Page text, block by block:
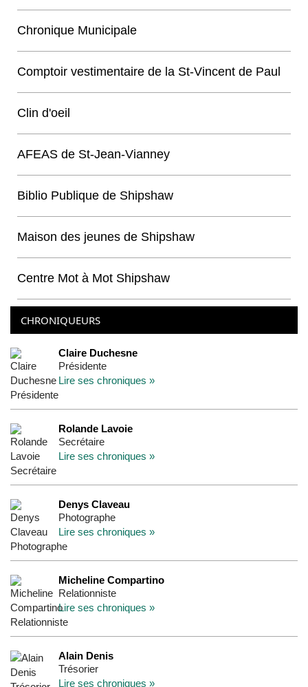
Chronique Municipale
Comptoir vestimentaire de la St-Vincent de Paul
Clin d'oeil
AFEAS de St-Jean-Vianney
Biblio Publique de Shipshaw
Maison des jeunes de Shipshaw
Centre Mot à Mot Shipshaw
CHRONIQUEURS
Claire Duchesne
Présidente
Lire ses chroniques »
Rolande Lavoie
Secrétaire
Lire ses chroniques »
Denys Claveau
Photographe
Lire ses chroniques »
Micheline Compartino
Relationniste
Lire ses chroniques »
Alain Denis
Trésorier
Lire ses chroniques »